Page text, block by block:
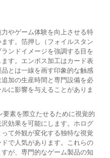
やゲーム体験を向上させる特
す。箔押し（フォイルスタン
ンドイメージを強調する目を
す。エンボス加工はカード表
とは一線を画す印象的な触感
加の生産時間と専門設備を必
に影響を与えることがありま
要素を際立たせるために視覚的
効果を可能にします。ホログ
て外観が変化する独特な視覚
で人気があります。これらの
が、専門的なゲーム製品の知